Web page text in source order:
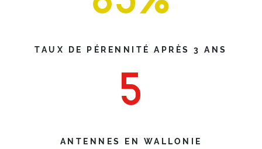
TAUX DE PÉRENNITÉ APRÈS 3 ANS
5
ANTENNES EN WALLONIE